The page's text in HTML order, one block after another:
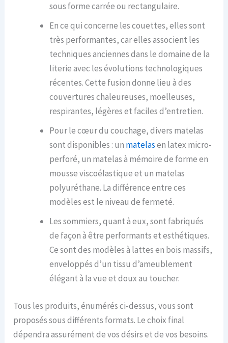
sous forme carrée ou rectangulaire.
En ce qui concerne les couettes, elles sont
très performantes, car elles associent les
techniques anciennes dans le domaine de la
literie avec les évolutions technologiques
récentes. Cette fusion donne lieu à des
couvertures chaleureuses, moelleuses,
respirantes, légères et faciles d’entretien.
Pour le cœur du couchage, divers matelas
sont disponibles : un matelasen latex micro-
perforé, un matelas à mémoire de forme en
mousse viscoélastique et un matelas
polyuréthane. La différence entre ces
modèles est le niveau de fermeté.
Les sommiers, quant à eux, sont fabriqués
de façon à être performants et esthétiques.
Ce sont des modèles à lattes en bois massifs,
enveloppés d’un tissu d’ameublement
élégant à la vue et doux au toucher.
Tous les produits, énumérés ci-dessus, vous sont
proposés sous différents formats. Le choix final
dépendra assurément de vos désirs et de vos besoins.